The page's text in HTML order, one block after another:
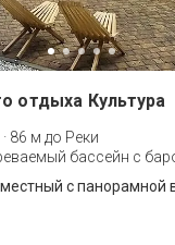
отдыха Культура
· 86 м до Реки
бассейн с